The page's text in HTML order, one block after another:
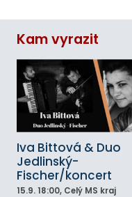
Kam vyrazit
Iva Bittová & Duo
Jedlinský-
Fischer/koncert
15.9. 18:00, Celý MS kraj